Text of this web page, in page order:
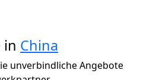
in China
unverbindliche Angebote